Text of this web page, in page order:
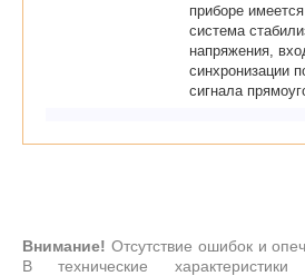
приборе
система
напряжения,
синхронизации
сигнала
Внимание! Отсутствие ошибок и
В технические